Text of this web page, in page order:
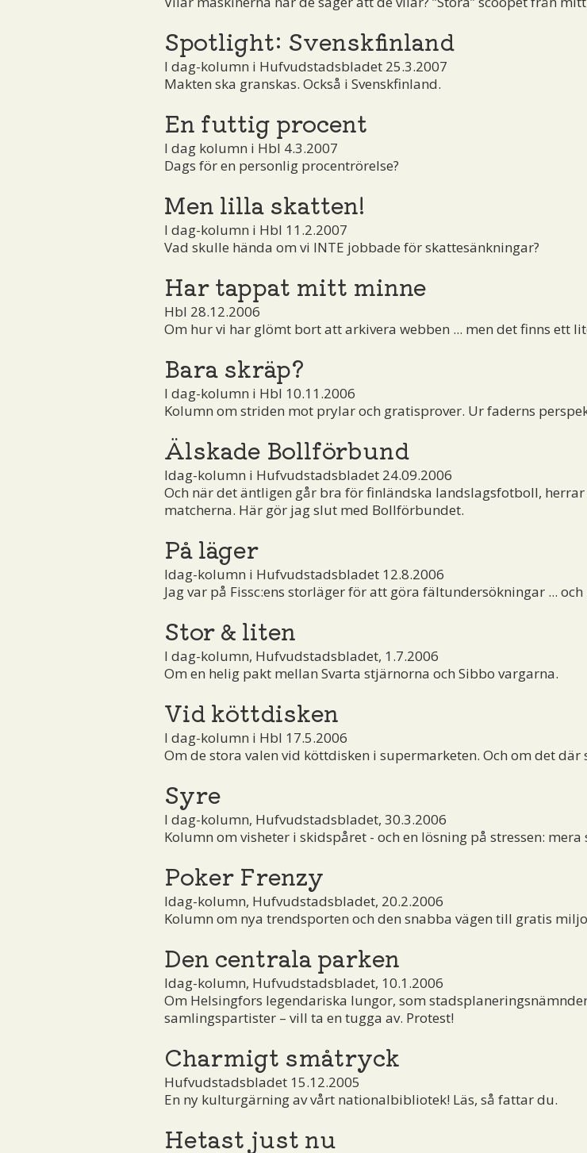
Spotlight: Svenskfinland
I dag-kolumn i Hufvudstadsbladet 25.3.2007
Makten ska granskas. Också i Svenskfinland.
En futtig procent
I dag kolumn i Hbl 4.3.2007
Dags för en personlig procentrörelse?
Men lilla skatten!
I dag-kolumn i Hbl 11.2.2007
Vad skulle hända om vi INTE jobbade för skattesänkningar?
Har tappat mitt minne
Hbl 28.12.2006
Om hur vi har glömt bort att arkivera webben ... men det finns ett
Bara skräp?
I dag-kolumn i Hbl 10.11.2006
Kolumn om striden mot prylar och gratisprover. Ur faderns
Älskade Bollförbund
Idag-kolumn i Hufvudstadsbladet 24.09.2006
Och när det äntligen går bra för finländska landslagsfotboll,
matcherna. Här gör jag slut med Bollförbundet.
På läger
Idag-kolumn i Hufvudstadsbladet 12.8.2006
Jag var på Fissc:ens storläger för att göra fältundersökningar ...
Stor & liten
I dag-kolumn, Hufvudstadsbladet, 1.7.2006
Om en helig pakt mellan Svarta stjärnorna och Sibbo vargarna.
Vid köttdisken
I dag-kolumn i Hbl 17.5.2006
Om de stora valen vid köttdisken i supermarketen. Och om det
Syre
I dag-kolumn, Hufvudstadsbladet, 30.3.2006
Kolumn om visheter i skidspåret - och en lösning på stressen: mera
Poker Frenzy
Idag-kolumn, Hufvudstadsbladet, 20.2.2006
Kolumn om nya trendsporten och den snabba vägen till gratis
Den centrala parken
Idag-kolumn, Hufvudstadsbladet, 10.1.2006
Om Helsingfors legendariska lungor, som
samlingspartister – vill ta en tugga av. Protest!
Charmigt småtryck
Hufvudstadsbladet 15.12.2005
En ny kulturgärning av vårt nationalbibliotek! Läs, så fattar du.
Hetast just nu